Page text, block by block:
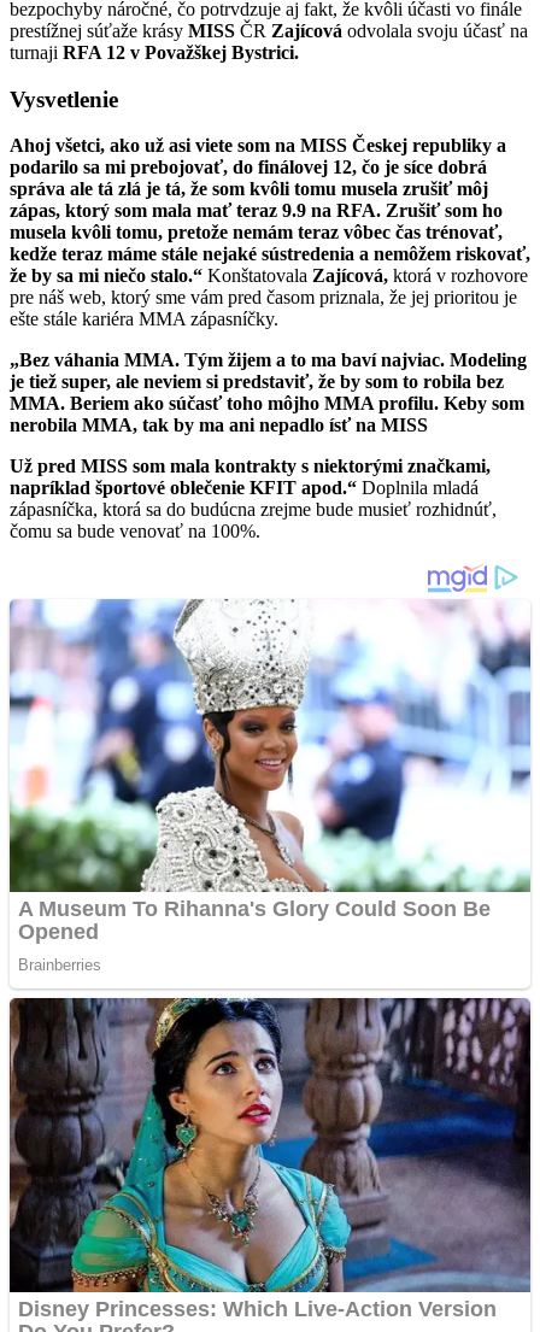
bezpochyby náročné, čo potrvdzuje aj fakt, že kvôli účasti vo finále
prestížnej súťaže krásy MISS ČR Zajícová odvolala svoju účasť na
turnaji RFA 12 v Považškej Bystrici.
Vysvetlenie
Ahoj všetci, ako už asi viete som na MISS Českej republiky a
podarilo sa mi prebojovať, do finálovej 12, čo je síce dobrá
správa ale tá zlá je tá, že som kvôli tomu musela zrušiť môj
zápas, ktorý som mala mať teraz 9.9 na RFA. Zrušiť som ho
musela kvôli tomu, pretože nemám teraz vôbec čas trénovať,
kedže teraz máme stále nejaké sústredenia a nemôžem riskovať,
že by sa mi niečo stalo.“ Konštatovala Zajícová, ktorá v rozhovore
pre náš web, ktorý sme vám pred časom priznala, že jej prioritou je
ešte stále kariéra MMA zápasníčky.
„Bez váhania MMA. Tým žijem a to ma baví najviac. Modeling
je tiež super, ale neviem si predstaviť, že by som to robila bez
MMA. Beriem ako súčasť toho môjho MMA profilu. Keby som
nerobila MMA, tak by ma ani nepadlo ísť na MISS
Už pred MISS som mala kontrakty s niektorými značkami,
napríklad športové oblečenie KFIT apod.“ Doplnila mladá
zápasníčka, ktorá sa do budúcna zrejme bude musieť rozhidnúť,
čomu sa bude venovať na 100%.